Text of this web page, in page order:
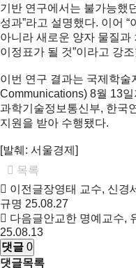
기반 연구에서는 불가능했
성과”라고 설명했다. 이어
아니라 새로운 양자 물질
이정표가 될 것”이라고 강
이번 연구 결과는 국제학술
Communications) 8월 13
과학기술정보통신부, 한국
지원을 받아 수행됐다.
[발췌: 서울경제]
목록
이전글장영태 교수, 신경
규명 25.08.27
다음글안교한 명예교수,
25.08.13
댓글 0
댓글목록